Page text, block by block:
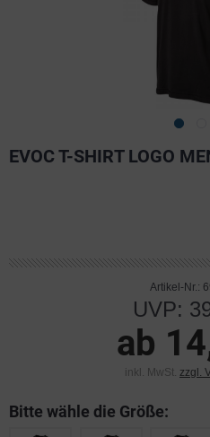
EVOC T-SHIRT LOGO
Artikel-Nr.:
UVP:
ab
inkl. MwSt. zzgl.
Bitte wähle die Größe: